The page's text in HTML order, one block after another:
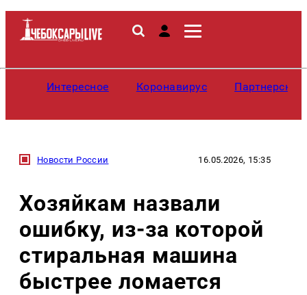
Интересное Коронавирус
Новости России 16.05.2026, 15:35
Хозяйкам назвали
ошибку, из-за которой
стиральная машина
быстрее ломается